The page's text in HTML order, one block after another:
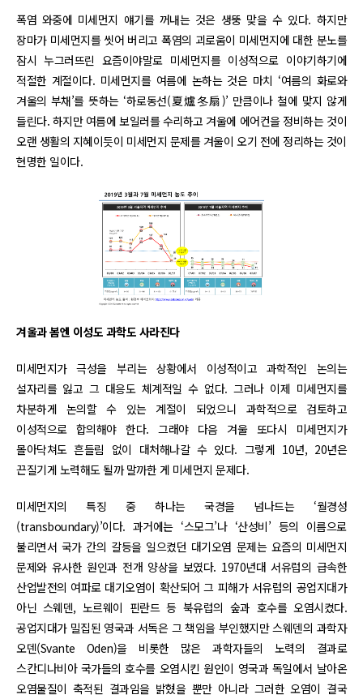
폭염 와중에 미세먼지 얘기를 꺼내는 것은 생뚱 맞을 수 있다. 하지만
장마가 미세먼지를 씻어 버리고 폭염의 괴로움이 미세먼지에 대한 분노를
잠시 누그러뜨린 요즘이야말로 미세먼지를 이성적으로 이야기하기에
적절한 계절이다. 미세먼지를 여름에 논하는 것은 마치 ‘여름의 화로와
겨울의 부채’를 뜻하는 ‘하로동선(夏爐冬扇)’ 만큼이나 철에 맞지 않게
들린다. 하지만 여름에 보일러를 수리하고 겨울에 에어컨을 정비하는 것이
오랜 생활의 지혜이듯이 미세먼지 문제를 겨울이 오기 전에 정리하는 것이
현명한 일이다.
겨울과 봄엔 이성도 과학도 사라진다
미세먼지가 극성을 부리는 상황에서 이성적이고 과학적인 논의는
설자리를 잃고 그 대응도 체계적일 수 없다. 그러나 이제 미세먼지를
차분하게 논의할 수 있는 계절이 되었으니 과학적으로 검토하고
이성적으로 합의해야 한다. 그래야 다음 겨울 또다시 미세먼지가
몰아닥쳐도 흔들림 없이 대처해나갈 수 있다. 그렇게 10년, 20년은
끈질기게 노력해도 될까 말까한 게 미세먼지 문제다.
미세먼지의 특징 중 하나는 국경을 넘나드는 ‘월경성
(transboundary)’이다. 과거에는 ‘스모그’나 ‘산성비’ 등의 이름으로
불리면서 국가 간의 갈등을 일으켰던 대기오염 문제는 요즘의 미세먼지
문제와 유사한 원인과 전개 양상을 보였다. 1970년대 서유럽의 급속한
산업발전의 여파로 대기오염이 확산되어 그 피해가 서유럽의 공업지대가
아닌 스웨덴, 노르웨이 핀란드 등 북유럽의 숲과 호수를 오염시켰다.
공업지대가 밀집된 영국과 서독은 그 책임을 부인했지만 스웨덴의 과학자
오덴(Svante Oden)을 비롯한 많은 과학자들의 노력의 결과로
스칸디나비아 국가들의 호수를 오염시킨 원인이 영국과 독일에서 날아온
오염물질이 축적된 결과임을 밝혔을 뿐만 아니라 그러한 오염이 결국